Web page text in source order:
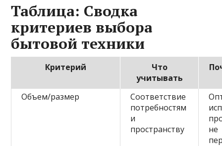
Таблица: Сводка
критериев выбора
бытовой техники
Критерий
Что
учитывать
Объем/размер
Соответствие
потребностям
и
пространству
не